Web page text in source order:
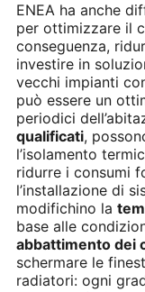
ENEA ha anche
per ottimizzare il
conseguenza,
investire in
vecchi impianti
può essere un
periodici
qualificati,
l’isolamento
ridurre i consumi
l’installazione di
modifichino la
base alle
abbattimento dei
schermare le
radiatori: ogni